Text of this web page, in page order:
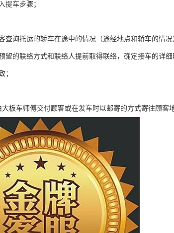
提车步骤；
询托运的轿车在途中的情况（途经地点和轿车的情况
的联络方式和联络人提前取得联络，确定接车的详细
；
板车师傅交付顾客或在发车时以邮寄的方式寄往顾客